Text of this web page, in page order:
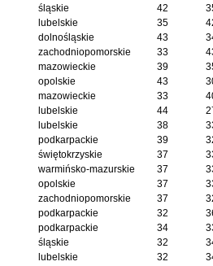
śląskie 42
lubelskie 35
dolnośląskie 43
zachodniopomorskie 33
mazowieckie 39
opolskie 43
mazowieckie 33
lubelskie 44
lubelskie 38
podkarpackie 39
świętokrzyskie 37
warmińsko-mazurskie 37
opolskie 37
zachodniopomorskie 37
podkarpackie 32
podkarpackie 34
śląskie 32
lubelskie 32